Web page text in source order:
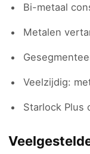
Bi-metaal
Metalen
Veelzijdig:
Starlock Plus